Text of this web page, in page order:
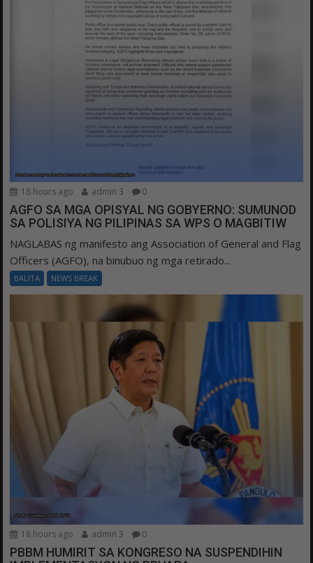
18 hours ago admin 3 0
AGFO SA MGA OPISYAL NG GOBYERNO: SUMUNOD
SA POLISIYA NG PILIPINAS SA WPS O MAGBITIW
NAGLABAS ng manifesto ang Association of General and Flag
Officers (AGFO), na binubuo ng mga retirado...
BALITA NEWS BREAK
18 hours ago admin 3 0
PBBM HUMIRIT SA KONGRESO NA SUSPENDIHIN